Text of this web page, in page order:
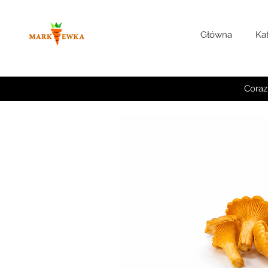
Główna